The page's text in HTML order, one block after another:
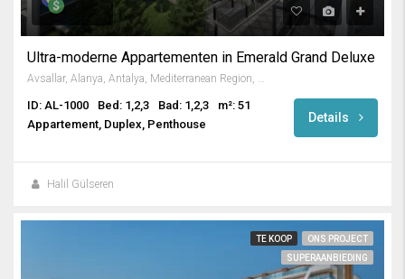
Ultra-moderne Appartementen in Emerald Grand Deluxe
Avsallar, Alanya, Antalya, Mediterranean Region, Turkey
ID: AL-1000 Bed: 1,2,3 Bad: 1,2,3
m²: 51
Appartement, Duplex, Penthouse
Details
Halil Gülseren
TE KOOP
ONS PROJECT
SUPERAANBIEDING